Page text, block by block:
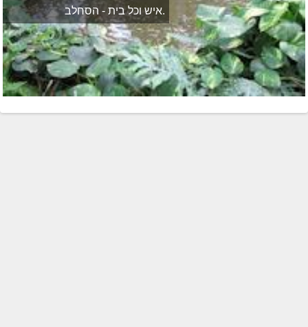
איש וכל בית - הסחלב.